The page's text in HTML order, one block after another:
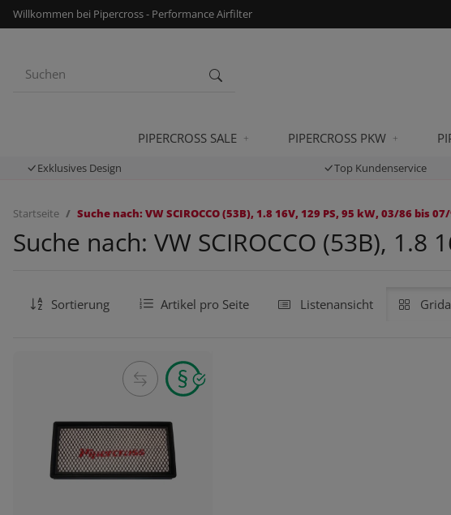
Willkommen bei Pipercross - Performance Airfilter
PIPERCROSS SALE PIPERCROSS PKW
Exklusives Design Top Kundenservice
Startseite Suche nach: VW SCIROCCO (53B), 1.8 16V, 129 PS, 95 kW, 03/86 bis
Suche nach: VW SCIROCCO (53B),
Sortierung Artikel pro Seite Listenansicht